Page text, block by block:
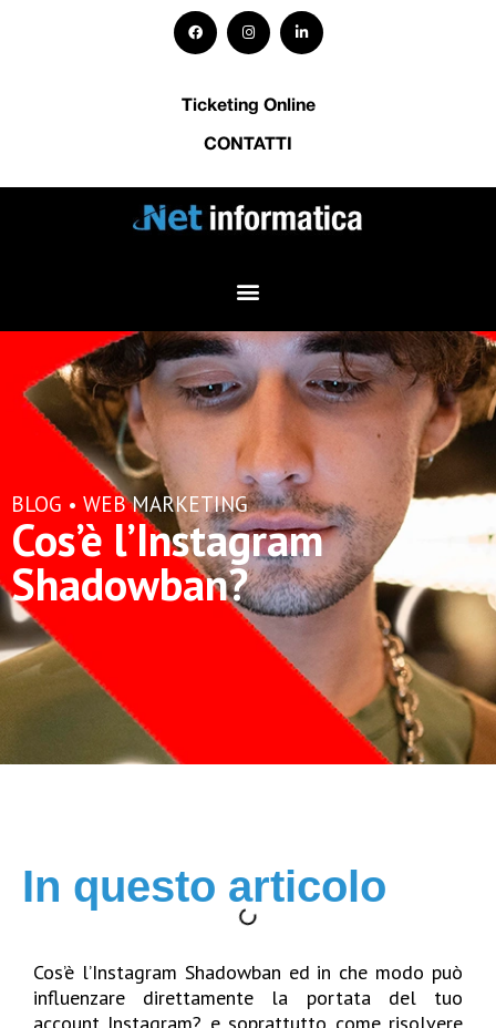
Ticketing Online
CONTATTI
BLOG • WEB MARKETING
Cos’è l’Instagram
Shadowban?
In questo articolo
Cos’è l’Instagram Shadowban ed in che modo può
influenzare direttamente la portata del tuo